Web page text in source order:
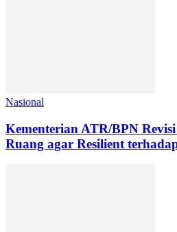
Nasional
Kementerian ATR/BPN
Ruang agar Resilient